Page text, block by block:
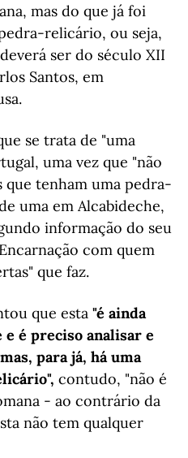
mas do que já foi
relicário, ou seja,
ser do século XII
Santos, em
se trata de "uma
uma vez que "não
que tenham uma pedra-
uma em Alcabideche,
informação do seu
com quem
que faz.
que esta "é ainda
é preciso analisar e
para já, há uma
contudo, "não é
- ao contrário da
não tem qualquer